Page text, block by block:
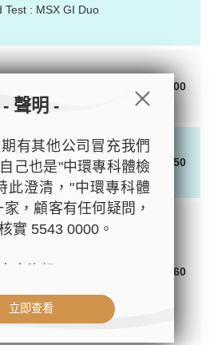
Test : MSX GI Duo
Test : MSX Noro-PCR
HK$1,600
infection
Test : MSX CD-PCR
HK$1,750
以及近三個月内曾使
Test : MSX GI Focus
Parasites + CD-
HK$2,960
- 聲明 -
有其他公司冒充我們
己也是"中環專科體檢
此澄清，"中環專科體
，顧客有任何疑問，
實 5543 0000。
環專科體檢中心（The
Center）
立即查看